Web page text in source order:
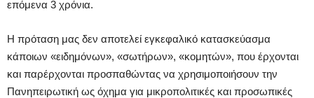
επόμενα 3 χρόνια.
Η πρόταση μας δεν αποτελεί εγκεφαλικό κατασκεύασμα
κάποιων «ειδημόνων», «σωτήρων», «κομητών», που έρχονται
και παρέρχονται προσπαθώντας να χρησιμοποιήσουν την
Πανηπειρωτική ως όχημα για μικροπολιτικές και προσωπικές